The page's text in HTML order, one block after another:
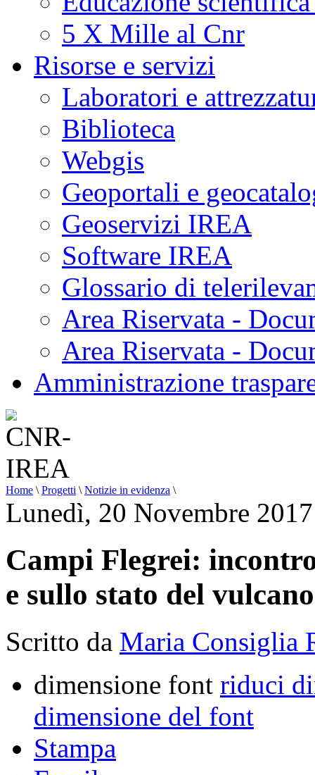
5 X Mille al Cnr
Risorse e servizi
Laboratori e
Biblioteca
Webgis
Geoportali e
Geoservizi IREA
Software IREA
Glossario di
Area Riservata -
Area Riservata -
Amministrazione
Home \ Progetti \ Notizie in evidenza \
Lunedì, 20 Novembre
Campi Flegrei:
e sullo stato del vulcano
Scritto da Maria Consiglia
dimensione font riduci
dimensione del font
Stampa